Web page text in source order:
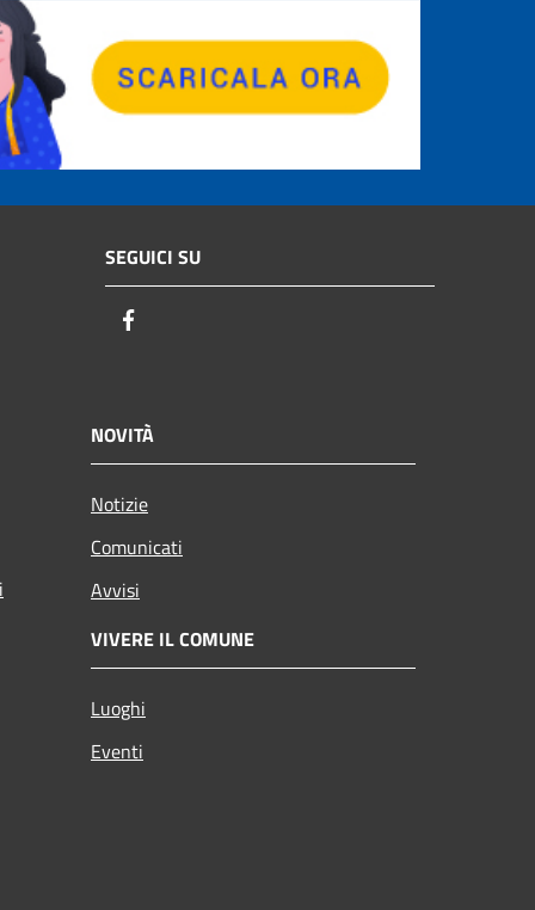
SEGUICI SU
NOVITÀ
Notizie
Comunicati
Avvisi
VIVERE IL COMUNE
Luoghi
Eventi